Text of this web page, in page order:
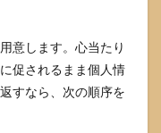
意します。心当たり
促されるまま個人情
すなら、次の順序を